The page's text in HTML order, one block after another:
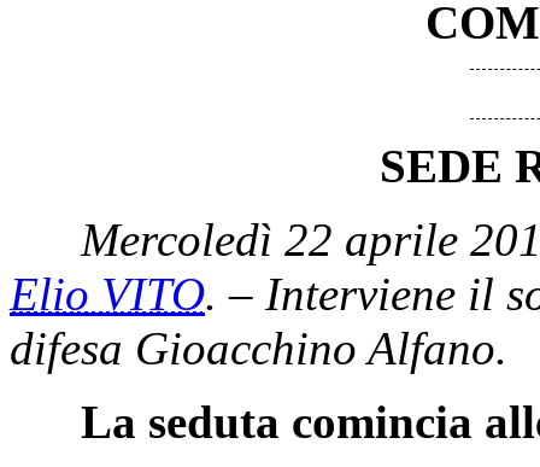
SEDE
Mercoledì 22 aprile
Elio VITO. – Interviene il
difesa Gioacchino Alfano.
La seduta comincia